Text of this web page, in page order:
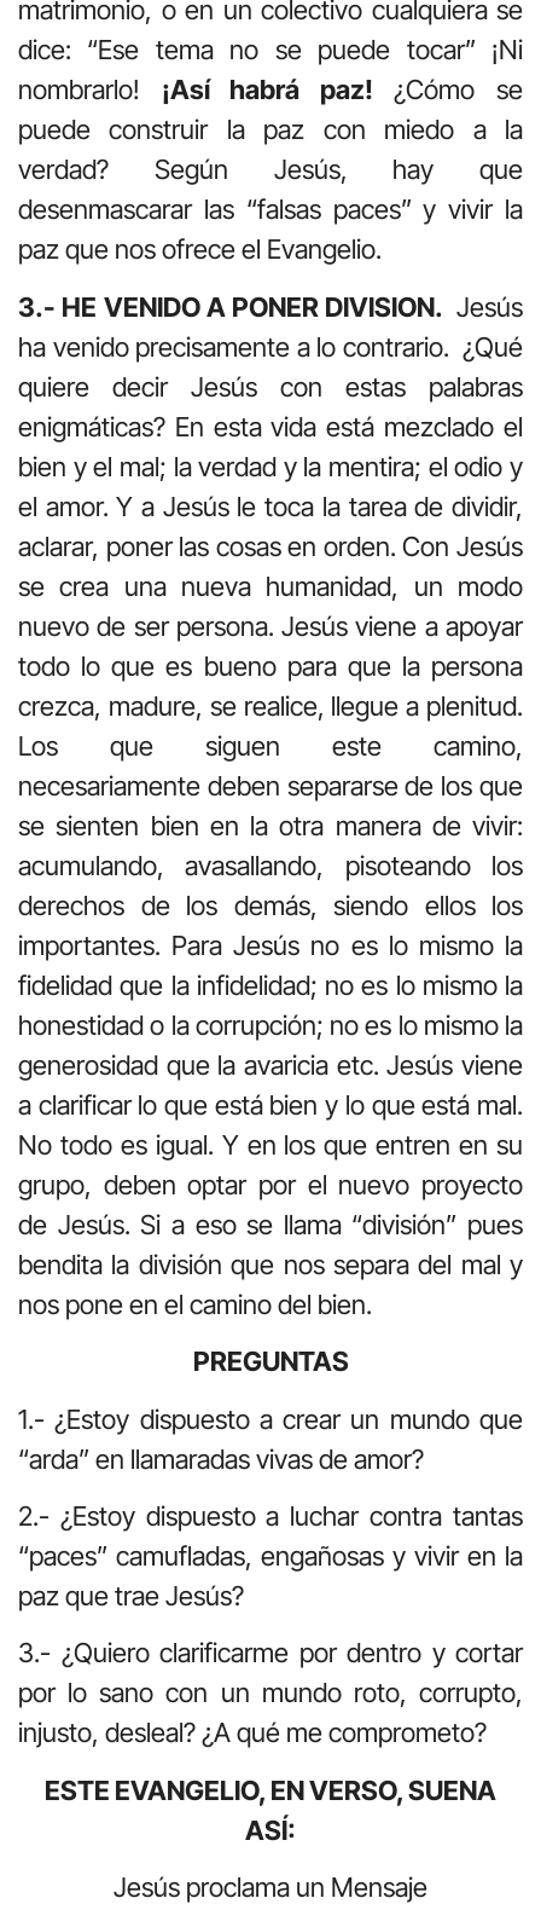
matrimonio, o en un colectivo cualquiera se
dice: “Ese tema no se puede tocar” ¡Ni
nombrarlo! ¡Así habrá paz! ¿Cómo se
puede construir la paz con miedo a la
verdad? Según Jesús, hay que
desenmascarar las “falsas paces” y vivir la
paz que nos ofrece el Evangelio.
3.- HE VENIDO A PONER DIVISION. Jesús
ha venido precisamente a lo contrario. ¿Qué
quiere decir Jesús con estas palabras
enigmáticas? En esta vida está mezclado el
bien y el mal; la verdad y la mentira; el odio y
el amor. Y a Jesús le toca la tarea de dividir,
aclarar, poner las cosas en orden. Con Jesús
se crea una nueva humanidad, un modo
nuevo de ser persona. Jesús viene a apoyar
todo lo que es bueno para que la persona
crezca, madure, se realice, llegue a plenitud.
Los que siguen este camino,
necesariamente deben separarse de los que
se sienten bien en la otra manera de vivir:
acumulando, avasallando, pisoteando los
derechos de los demás, siendo ellos los
importantes. Para Jesús no es lo mismo la
fidelidad que la infidelidad; no es lo mismo la
honestidad o la corrupción; no es lo mismo la
generosidad que la avaricia etc. Jesús viene
a clarificar lo que está bien y lo que está mal.
No todo es igual. Y en los que entren en su
grupo, deben optar por el nuevo proyecto
de Jesús. Si a eso se llama “división” pues
bendita la división que nos separa del mal y
nos pone en el camino del bien.
PREGUNTAS
1.- ¿Estoy dispuesto a crear un mundo que
“arda” en llamaradas vivas de amor?
2.- ¿Estoy dispuesto a luchar contra tantas
“paces” camufladas, engañosas y vivir en la
paz que trae Jesús?
3.- ¿Quiero clarificarme por dentro y cortar
por lo sano con un mundo roto, corrupto,
injusto, desleal? ¿A qué me comprometo?
ESTE EVANGELIO, EN VERSO, SUENA
ASÍ:
Jesús proclama un Mensaje